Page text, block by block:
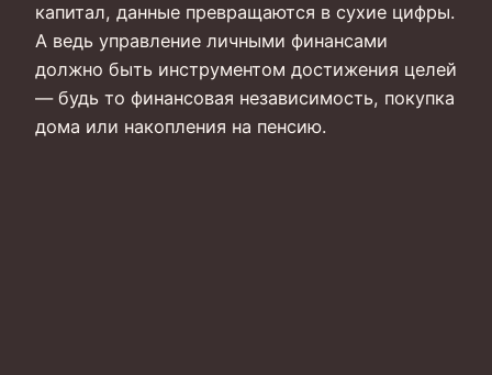
капитал, данные превращаются в сухие цифры.
А ведь управление личными финансами
должно быть инструментом достижения целей
— будь то финансовая независимость, покупка
дома или накопления на пенсию.